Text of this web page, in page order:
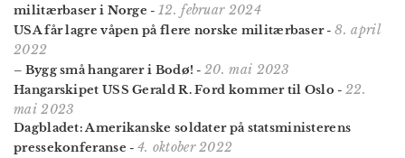
militærbaser i Norge -12. februar 2024
USA får lagre våpen på flere norske militærbaser-8. april
2022
– Bygg små hangarer i Bodø! -20. mai 2023
Hangarskipet USS Gerald R. Ford kommer til Oslo -22.
mai 2023
Dagbladet: Amerikanske soldater på statsministerens
pressekonferanse - 4. oktober 2022